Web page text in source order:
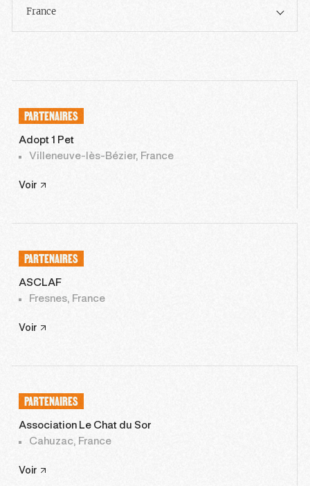
France
PARTENAIRES
Adopt 1 Pet
Villeneuve-lès-Bézier, France
Voir
PARTENAIRES
ASCLAF
Fresnes, France
Voir
PARTENAIRES
Association Le Chat du Sor
Cahuzac, France
Voir